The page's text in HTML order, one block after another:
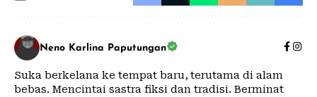
Neno Karlina Paputungan
Suka berkelana ke tempat baru, terutama di alam
bebas. Mencintai sastra fiksi dan tradisi. Berminat